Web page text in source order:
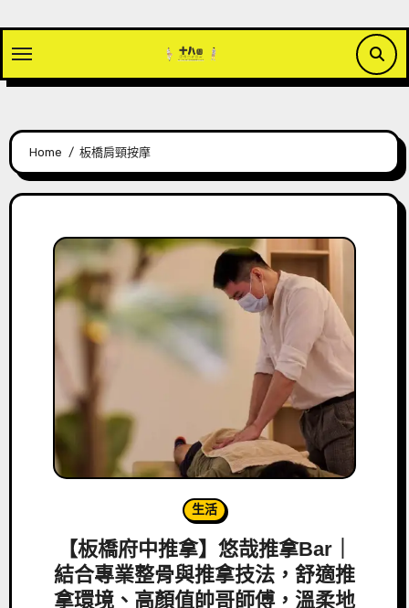
content
Home 板橋肩頸按摩
生活
【板橋府中推拿】悠哉推拿Bar｜
結合專業整骨與推拿技法，舒適推
拿環境、高顏值帥哥師傅，溫柔地